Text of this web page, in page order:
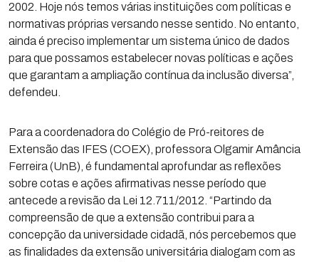
2002. Hoje nós temos várias instituições com políticas e
normativas próprias versando nesse sentido. No entanto,
ainda é preciso implementar um sistema único de dados
para que possamos estabelecer novas políticas e ações
que garantam a ampliação contínua da inclusão diversa”,
defendeu.
Para a coordenadora do Colégio de Pró-reitores de
Extensão das IFES (COEX), professora Olgamir Amância
Ferreira (UnB), é fundamental aprofundar as reflexões
sobre cotas e ações afirmativas nesse período que
antecede a revisão da Lei 12.711/2012. “Partindo da
compreensão de que a extensão contribui para a
concepção da universidade cidadã, nós percebemos que
as finalidades da extensão universitária dialogam com as